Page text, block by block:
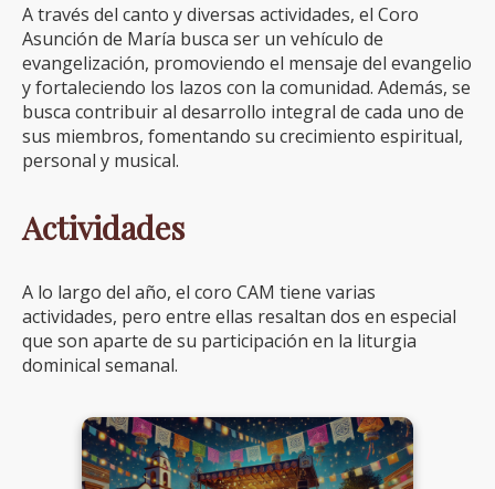
A través del canto y diversas actividades, el Coro
Asunción de María busca ser un vehículo de
evangelización, promoviendo el mensaje del evangelio
y fortaleciendo los lazos con la comunidad. Además, se
busca contribuir al desarrollo integral de cada uno de
sus miembros, fomentando su crecimiento espiritual,
personal y musical.
Actividades
A lo largo del año, el coro CAM tiene varias
actividades, pero entre ellas resaltan dos en especial
que son aparte de su participación en la liturgia
dominical semanal.